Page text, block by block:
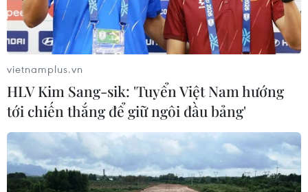
Giáo hội Phật giáo Việt Nam kêu gọi tăng ni, Phật tử
trên cả nước thực hiện cấm túc, tụng kinh cầu bình an,
sớm đẩy lùi dịch COVID-19.
vietnamplus.vn
HLV Kim Sang-sik: 'Tuyển Việt Nam hướng
tới chiến thắng để giữ ngôi đầu bảng'